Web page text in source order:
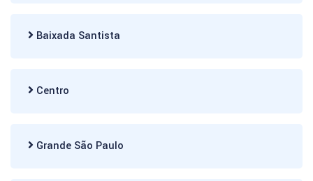
Baixada Santista
Centro
Grande São Paulo